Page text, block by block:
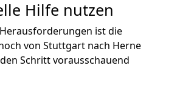
Hilfe nutzen
ist die
von Stuttgart nach Herne
Schritt vorausschauend